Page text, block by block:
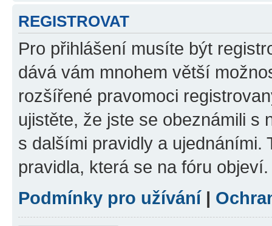
REGISTROVAT
Pro přihlášení musíte být
dává vám mnohem větší
rozšířené pravomoci
ujistěte, že jste se obeznámili s
s dalšími pravidly a ujednáními.
pravidla, která se na fóru objeví.
Podmínky pro užívání|